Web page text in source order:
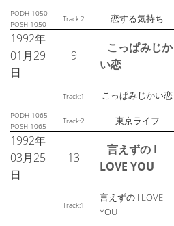
PODH-1050
POSH-1050
Track:2 恋する気持ち
1992年
01月29
日
9
こっぱみじか
い恋
Track:1 こっぱみじかい恋
PODH-1065
POSH-1065
Track:2 東京ライフ
1992年
03月25
日
13
言えずの I
LOVE YOU
Track:1
言えずの I LOVE
YOU